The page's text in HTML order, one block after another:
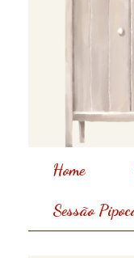
Home
Sessão